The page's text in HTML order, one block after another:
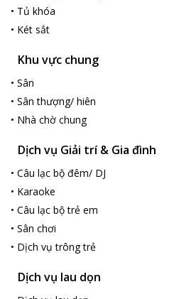
• Tủ khóa
• Két sắt
Khu vực chung
• Sân
• Sân thượng/ hiên
• Nhà chờ chung
Dịch vụ Giải trí & Gia đình
• Câu lạc bộ đêm/ DJ
• Karaoke
• Câu lạc bộ trẻ em
• Sân chơi
• Dịch vụ trông trẻ
Dịch vụ lau dọn